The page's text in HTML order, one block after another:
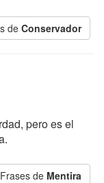
de Conservador
pero es el
de Mentira